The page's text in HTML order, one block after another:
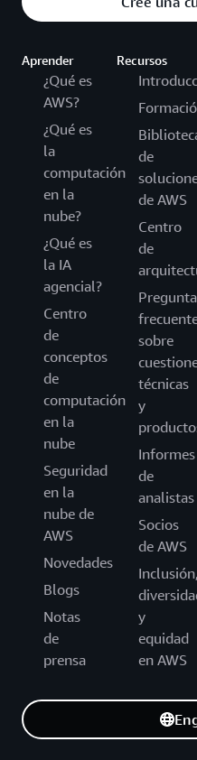
Aprender
¿Qué es
AWS?
¿Qué es
la
computación
en la
nube?
¿Qué es
la IA
agencial?
Centro
de
conceptos
de
computación
en la
nube
Seguridad
en la
nube de
AWS
Novedades
Blogs
Notas
de
prensa
Recursos
de
de AWS
Centro
de
sobre
técnicas
y
Informes
de
analistas
Socios
de AWS
Inclusión,
y
equidad
en AWS